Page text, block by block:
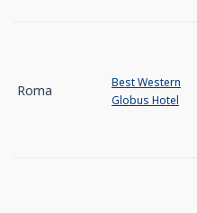
Roma
Best Western
Globus Hotel